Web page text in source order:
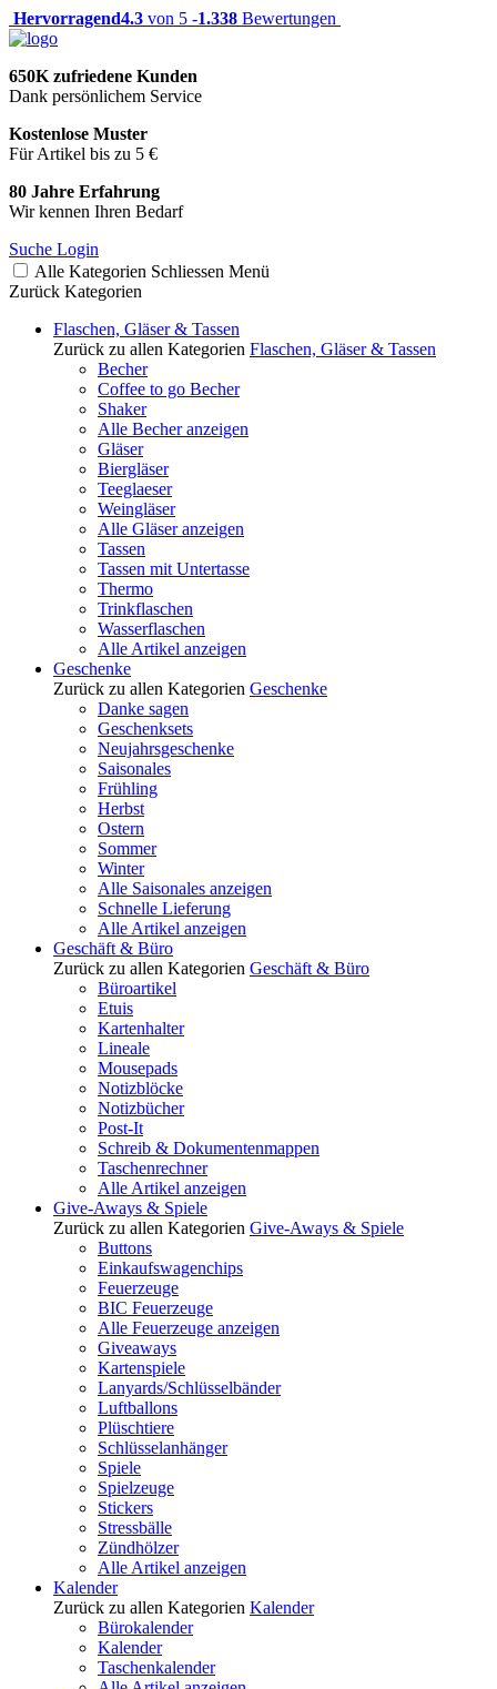
Hervorragend4.3 von 5 -1.338 Bewertungen
650K zufriedene Kunden
Dank persönlichem Service
Kostenlose Muster
Für Artikel bis zu 5 €
80 Jahre Erfahrung
Wir kennen Ihren Bedarf
Suche Login
Alle Kategorien Schliessen Menü
Zurück Kategorien
Flaschen, Gläser & Tassen
Zurück zu allen Kategorien Flaschen, Gläser & Tassen
Becher
Coffee to go Becher
Shaker
Alle Becher anzeigen
Gläser
Biergläser
Teeglaeser
Weingläser
Alle Gläser anzeigen
Tassen
Tassen mit Untertasse
Thermo
Trinkflaschen
Wasserflaschen
Alle Artikel anzeigen
Geschenke
Zurück zu allen Kategorien Geschenke
Danke sagen
Geschenksets
Neujahrsgeschenke
Saisonales
Frühling
Herbst
Ostern
Sommer
Winter
Alle Saisonales anzeigen
Schnelle Lieferung
Alle Artikel anzeigen
Geschäft & Büro
Zurück zu allen Kategorien Geschäft & Büro
Büroartikel
Etuis
Kartenhalter
Lineale
Mousepads
Notizblöcke
Notizbücher
Post-It
Schreib & Dokumentenmappen
Taschenrechner
Alle Artikel anzeigen
Give-Aways & Spiele
Zurück zu allen Kategorien Give-Aways & Spiele
Buttons
Einkaufswagenchips
Feuerzeuge
BIC Feuerzeuge
Alle Feuerzeuge anzeigen
Giveaways
Kartenspiele
Lanyards/Schlüsselbänder
Luftballons
Plüschtiere
Schlüsselanhänger
Spiele
Spielzeuge
Stickers
Stressbälle
Zündhölzer
Alle Artikel anzeigen
Kalender
Zurück zu allen Kategorien Kalender
Bürokalender
Kalender
Taschenkalender